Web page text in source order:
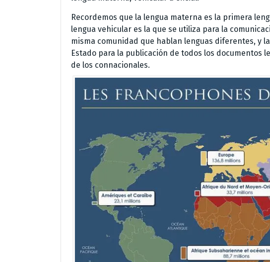
Recordemos que la lengua materna es la primera
lengua vehicular es la que se utiliza para la
misma comunidad que hablan lenguas diferentes, y
Estado para la publicación de todos los documentos
de los connacionales.